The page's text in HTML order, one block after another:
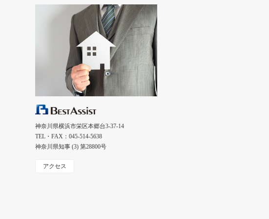
神奈川県横浜市栄区本郷台3-37-14
TEL・FAX：045-514-5638
神奈川県知事 (3) 第28800号
アクセス